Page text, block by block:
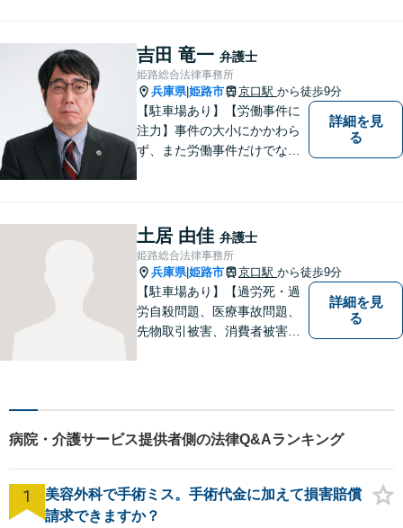
金問題や離婚問題など自分で
はどうにもならないと思える
事でも、弁護士に相談するこ
とでスムーズな解決に繋がる
ことがあります。
吉田 竜一 弁護士
姫路総合法律事務所
兵庫県|姫路市 京口駅 から徒歩9分
【駐車場あり】【労働事件に
注力】事件の大小にかかわら
ず、また労働事件だけでなく
いと考えています。 お気軽に
ご相談ください。
詳細を見
る
土居 由佳 弁護士
姫路総合法律事務所
兵庫県|姫路市 京口駅 から徒歩9分
【駐車場あり】【過労死・過
労自殺問題、医療事故問題、
先物取引被害、消費者被害、
い社会になるためのお力にな
ることができればと考えてい
ます。 お気軽にご相談くださ
い。
詳細を見
る
病院・介護サービス提供者側の法律Q&Aランキング
1
美容外科で手術ミス。手術代金に加えて損害賠償
請求できますか？